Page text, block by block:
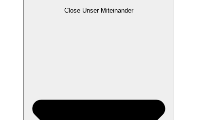
Close Unser Miteinander